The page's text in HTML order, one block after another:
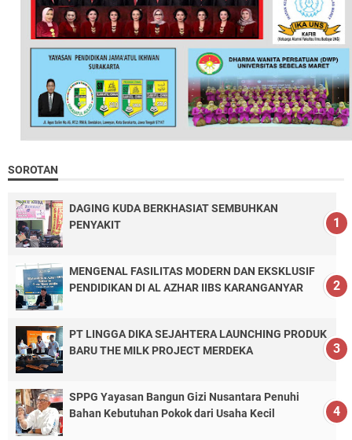
SOROTAN
DAGING KUDA BERKHASIAT SEMBUHKAN
PENYAKIT
MENGENAL FASILITAS MODERN DAN EKSKLUSIF
PENDIDIKAN DI AL AZHAR IIBS KARANGANYAR
PT LINGGA DIKA SEJAHTERA LAUNCHING PRODUK
BARU THE MILK PROJECT MERDEKA
SPPG Yayasan Bangun Gizi Nusantara Penuhi
Bahan Kebutuhan Pokok dari Usaha Kecil